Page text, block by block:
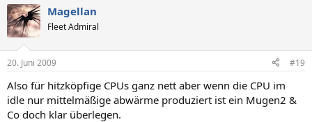
Magellan
Fleet Admiral
20. Juni 2009 #19
Also für hitzköpfige CPUs ganz nett aber wenn die CPU im
idle nur mittelmäßige abwärme produziert ist ein Mugen2 &
Co doch klar überlegen.